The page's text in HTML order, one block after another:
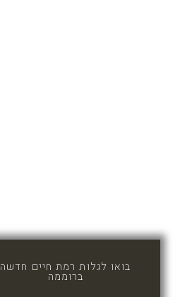
בואו לגלות רמת חיים חדשה
ברוממה